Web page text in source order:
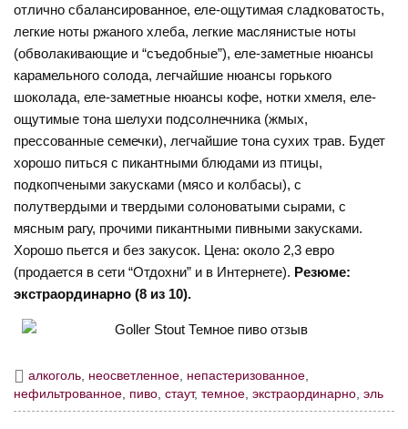
отлично сбалансированное, еле-ощутимая сладковатость,
легкие ноты ржаного хлеба, легкие маслянистые ноты
(обволакивающие и “съедобные”), еле-заметные нюансы
карамельного солода, легчайшие нюансы горького
шоколада, еле-заметные нюансы кофе, нотки хмеля, еле-
ощутимые тона шелухи подсолнечника (жмых,
прессованные семечки), легчайшие тона сухих трав. Будет
хорошо питься с пикантными блюдами из птицы,
подкопчеными закусками (мясо и колбасы), с
полутвердыми и твердыми солоноватыми сырами, с
мясным рагу, прочими пикантными пивными закусками.
Хорошо пьется и без закусок. Цена: около 2,3 евро
(продается в сети “Отдохни” и в Интернете). Резюме:
экстраординарно (8 из 10).
алкоголь неосветленное непастеризованное
нефильтрованное, пиво,стаут,темное,экстраординарно,эль